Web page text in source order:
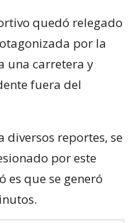
quedó relegado
por la
una carretera y
fuera del
diversos reportes, se
por este
es que se generó